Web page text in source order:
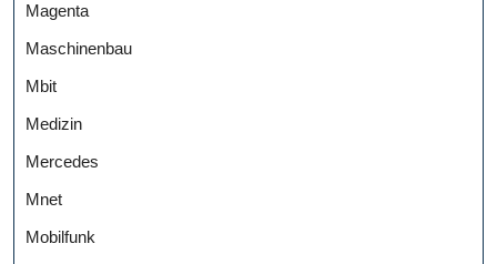
Magenta
Maschinenbau
Mbit
Medizin
Mercedes
Mnet
Mobilfunk